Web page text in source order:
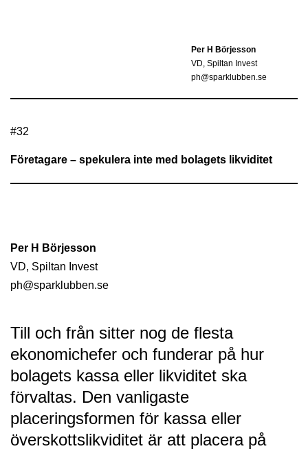
Per H Börjesson
VD, Spiltan Invest
ph@sparklubben.se
#32
Företagare – spekulera inte med bolagets likviditet
Per H Börjesson
VD, Spiltan Invest
ph@sparklubben.se
Till och från sitter nog de flesta
ekonomichefer och funderar på hur
bolagets kassa eller likviditet ska
förvaltas. Den vanligaste
placeringsformen för kassa eller
överskottslikviditet är att placera på